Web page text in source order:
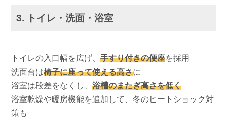
3. トイレ・洗面・浴室
トイレの入口幅を広げ、手すり付きの便座を採用
洗面台は椅子に座って使える高さに
浴室は段差をなくし、浴槽のまたぎ高さを低く
浴室乾燥や暖房機能を追加して、冬のヒートショック対
策も